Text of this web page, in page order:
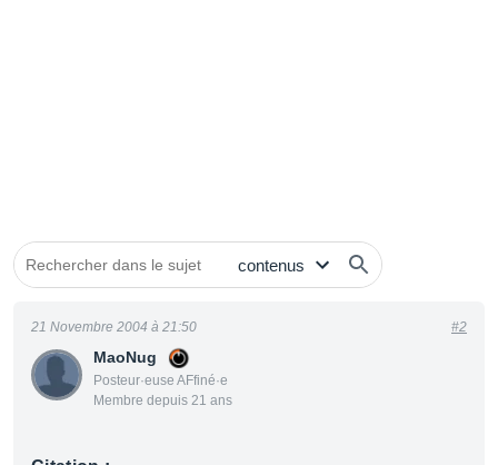
MaoNug
Posteur·euse AFfiné·e
Membre depuis 21 ans
21 Novembre 2004 à 21:50 #2